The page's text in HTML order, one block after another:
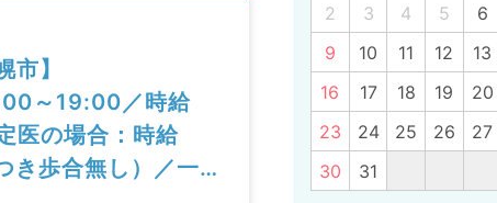
】
～19:00／時給
医の場合：時給
歩合無し）／一般
2
3 4 5 6
9
10 11 12 13
16
17 18 19 20
23
24 25 26 27
30
31